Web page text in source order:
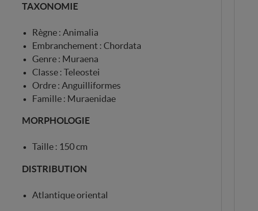
TAXONOMIE
Règne : Animalia
Embranchement : Chordata
Genre : Muraena
Classe : Teleostei
Ordre : Anguilliformes
Famille : Muraenidae
MORPHOLOGIE
Taille : 150 cm
DISTRIBUTION
Atlantique oriental